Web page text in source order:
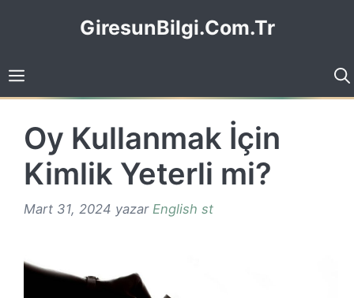
GiresunBilgi.Com.Tr
Oy Kullanmak İçin
Kimlik Yeterli mi?
Mart 31, 2024 yazar English st